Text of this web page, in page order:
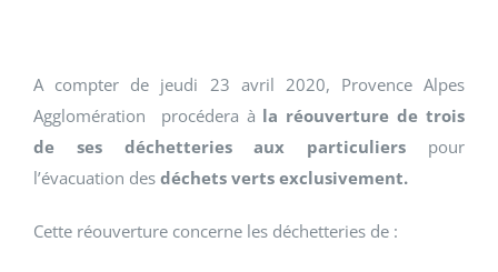
A compter de jeudi 23 avril 2020, Provence Alpes
Agglomération procédera à la réouverture de trois
de ses déchetteries aux particuliers pour
l’évacuation des déchets verts exclusivement.
Cette réouverture concerne les déchetteries de :